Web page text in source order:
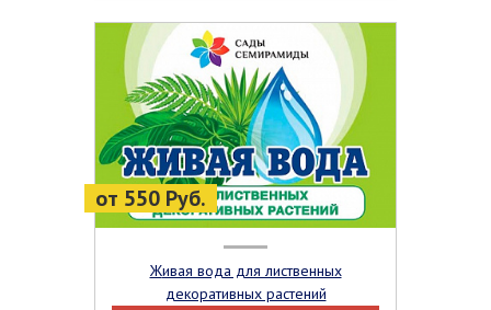
от 550 Руб.
Живая вода для лиственных
декоративных растений